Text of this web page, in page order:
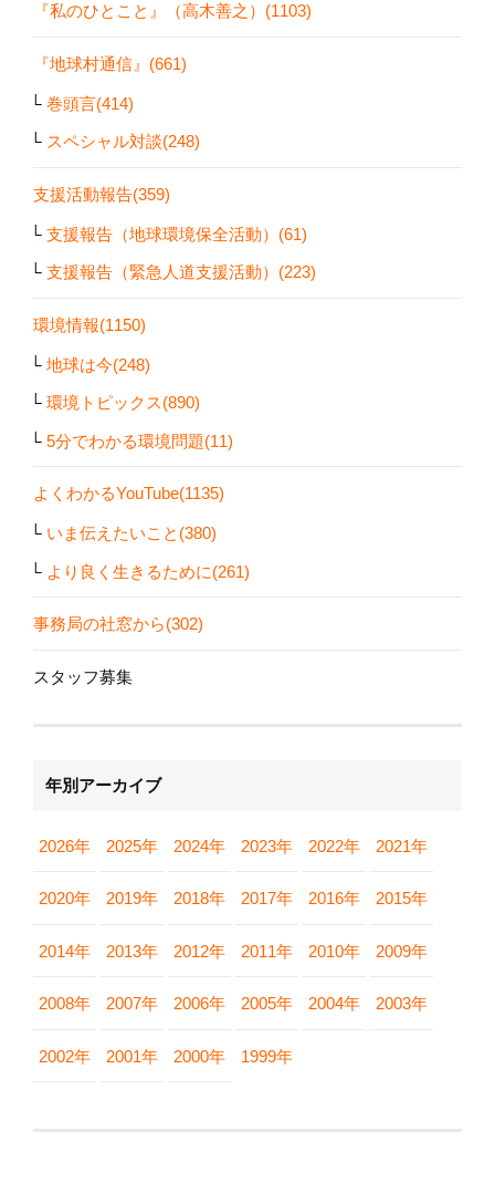
『私のひとこと』（高木善之）(1103)
『地球村通信』(661)
巻頭言(414)
スペシャル対談(248)
支援活動報告(359)
支援報告（地球環境保全活動）(61)
支援報告（緊急人道支援活動）(223)
環境情報(1150)
地球は今(248)
環境トピックス(890)
5分でわかる環境問題(11)
よくわかるYouTube(1135)
いま伝えたいこと(380)
より良く生きるために(261)
事務局の社窓から(302)
スタッフ募集
年別アーカイブ
2026年 2025年 2024年 2023年 2022年 2021年
2020年 2019年 2018年 2017年 2016年 2015年
2014年 2013年 2012年 2011年 2010年 2009年
2008年 2007年 2006年 2005年 2004年 2003年
2002年 2001年 2000年 1999年